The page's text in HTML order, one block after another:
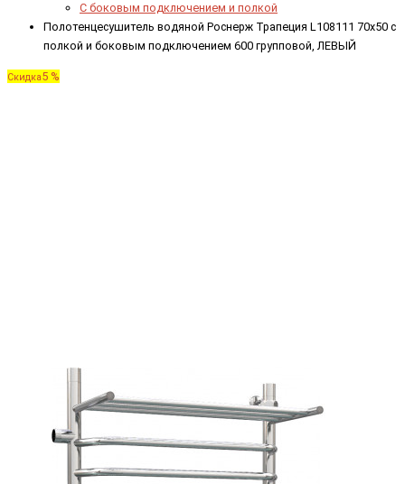
C боковым подключением и полкой
Полотенцесушитель водяной Роснерж Трапеция L108111 70x50 с
полкой и боковым подключением 600 групповой, ЛЕВЫЙ
Скидка5 %